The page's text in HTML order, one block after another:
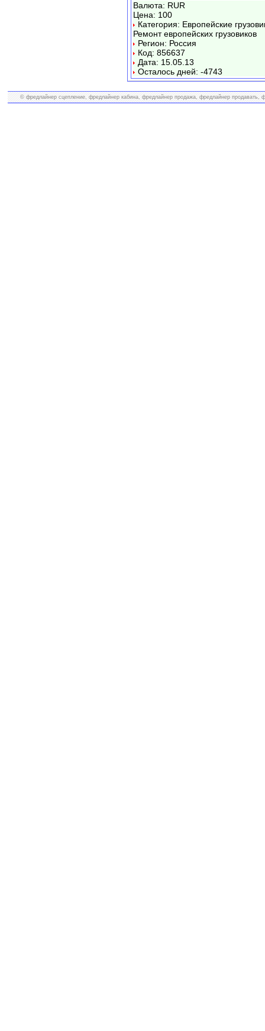
Валюта: RUR
Цена: 100
Категория: Европейские
Ремонт европейских грузовиков
Регион: Россия
Код: 856637
Дата: 15.05.13
Осталось дней: -4743
© фредлайнер сцепление, фредлайнер кабина, фредлайнер продажа, фредлайнер